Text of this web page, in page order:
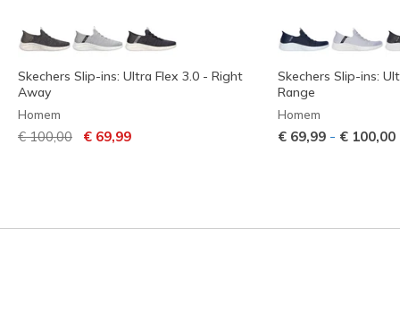
Skechers Slip-ins: Ultra Flex 3.0 - Right
Away
Homem
Preço com desconto de
€ 100,00 para
€ 69,99
Skechers Slip-ins:
Range
Homem
€ 69,99 - € 100,00